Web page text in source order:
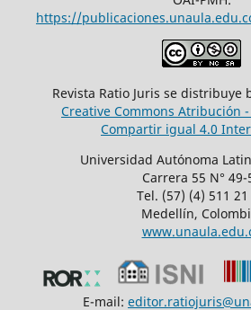
https://
Revista Ratio Juris se distribuye
Creative Commons Atribución
Compartir igual 4.0
Universidad Autónoma
Carrera 55 N° 49-
Tel. (57) (4) 511 21
Medellín,
E-mail: